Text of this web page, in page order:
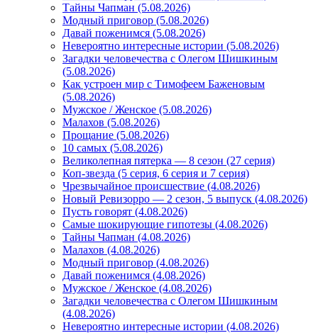
Тайны Чапман (5.08.2026)
Модный приговор (5.08.2026)
Давай поженимся (5.08.2026)
Невероятно интересные истории (5.08.2026)
Загадки человечества с Олегом Шишкиным
(5.08.2026)
Как устроен мир с Тимофеем Баженовым
(5.08.2026)
Мужское / Женское (5.08.2026)
Малахов (5.08.2026)
Прощание (5.08.2026)
10 самых (5.08.2026)
Великолепная пятерка — 8 сезон (27 серия)
Коп-звезда (5 серия, 6 серия и 7 серия)
Чрезвычайное происшествие (4.08.2026)
Новый Ревизорро — 2 сезон, 5 выпуск (4.08.2026)
Пусть говорят (4.08.2026)
Самые шокирующие гипотезы (4.08.2026)
Тайны Чапман (4.08.2026)
Малахов (4.08.2026)
Модный приговор (4.08.2026)
Давай поженимся (4.08.2026)
Мужское / Женское (4.08.2026)
Загадки человечества с Олегом Шишкиным
(4.08.2026)
Невероятно интересные истории (4.08.2026)